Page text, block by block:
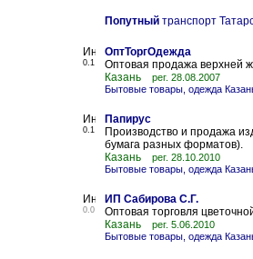
Попутный транспорт
0.1
ОптТоргОдежда
Оптовая продажа верхней
Казань
рег. 28.08.2007
Бытовые товары, одежда
0.1
Папирус
Производство и продажа
бумага разных форматов).
Казань
рег. 28.10.2010
Бытовые товары, одежда
0.0
ИП Сабирова С.Г.
Оптовая торговля
Казань
рег. 5.06.2010
Бытовые товары, одежда